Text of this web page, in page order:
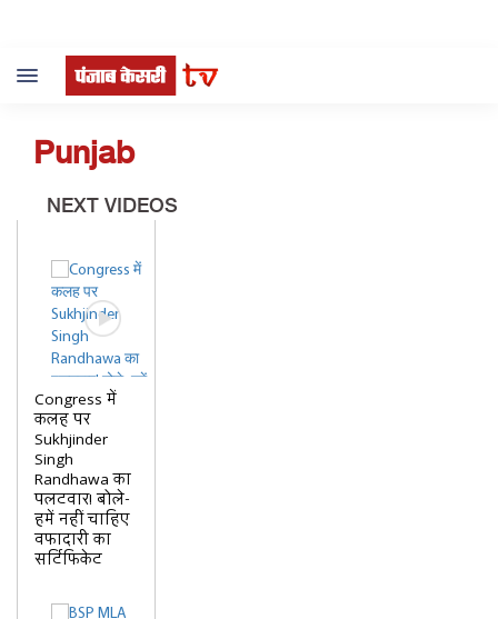
Toggle
navigation
Punjab
NEXT VIDEOS
Congress में
कलह पर
Sukhjinder
Singh
Randhawa का
पलटवार! बोले-
हमें नहीं चाहिए
वफादारी का
सर्टिफिकेट